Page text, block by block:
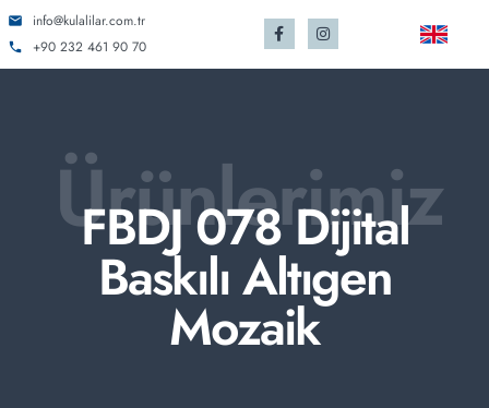
info@kulalilar.com.tr
+90 232 461 90 70
Ürünlerimiz
FBDJ 078 Dijital
Baskılı Altıgen
Mozaik